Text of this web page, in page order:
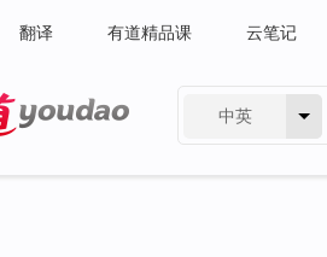
翻译 有道精品课 云笔记
中英